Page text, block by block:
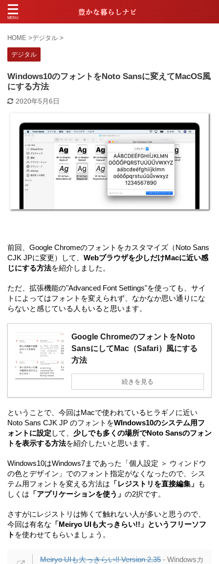
HOME >デジタル >
デジタル
Windows10のフォントをNoto Sansに変えてMacOS風
にする方法
2020年5月6日
前回、Google Chromeのフォントをカスタマイズ（Noto Sans
CJK JPに変更）して、 Webブラウザを少しだけMacに近い感
じにする方法を紹介しました。
ただ、拡張機能の"Advanced Font Settings"を使っても、サイ
トによってはフォントを変えられず、なかなか思い通りにな
らないと感じている人もいると思います。
Google ChromeのフォントをNoto
SansにしてMac（Safari）風にする
方法
続きを見る
ということで、今回はMacで使われているヒラギノに近い
Noto Sans CJK JP のフォントをWIndows10のシステム用フ
ォントに設定 して、 少しでも多くの場所でNoto Sansのフォン
トを表示する方法を紹介したいと思います。
Windows10はWindows7まであった「個人設定 ＞ ウィンドウ
の色とデザイン」でのフォント指定がなくなったので、シス
テム用フォントを変える方法は 「レジストリを直接編集」 も
しくは 「アプリケーションを使う」 の2択です。
さすがにレジストリは怖くて触れない人が多いと思うので、
今回は有名な 「Meiryo UIも大っきらい!!」というフリーソフ
ト を使わせてもらいましょう。
Meiryo UIも大っきらい!! Version 2.35 - Windowsカ